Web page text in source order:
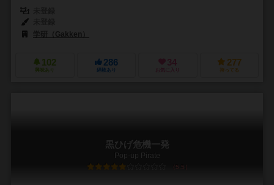
学研（Gakken）
102
興味あり
286
経験あり
34
お気に入り
277
持ってる
黒ひげ危機一発
Pop-up Pirate
5.5